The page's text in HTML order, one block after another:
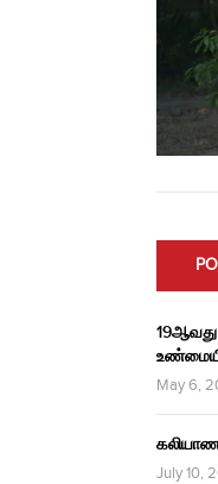
19ஆவது
May 6,
July 10,